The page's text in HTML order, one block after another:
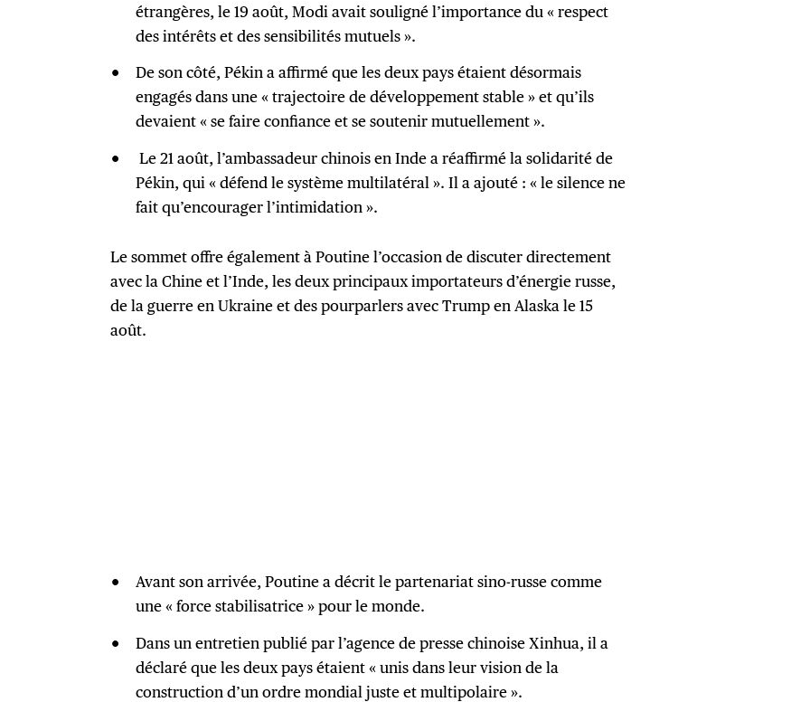
étrangères, le 19 août, Modi avait souligné l’importance du « respect
des intérêts et des sensibilités mutuels ».
De son côté, Pékin a affirmé que les deux pays étaient désormais
engagés dans une « trajectoire de développement stable » et qu’ils
devaient « se faire confiance et se soutenir mutuellement ».
Le 21 août, l’ambassadeur chinois en Inde a réaffirmé la solidarité de
Pékin, qui « défend le système multilatéral ». Il a ajouté : « le silence ne
fait qu’encourager l’intimidation ».
Le sommet offre également à Poutine l’occasion de discuter directement
avec la Chine et l’Inde, les deux principaux importateurs d’énergie russe,
de la guerre en Ukraine et des pourparlers avec Trump en Alaska le 15
août.
Avant son arrivée, Poutine a décrit le partenariat sino-russe comme
une « force stabilisatrice » pour le monde.
Dans un entretien publié par l’agence de presse chinoise Xinhua, il a
déclaré que les deux pays étaient « unis dans leur vision de la
construction d’un ordre mondial juste et multipolaire ».